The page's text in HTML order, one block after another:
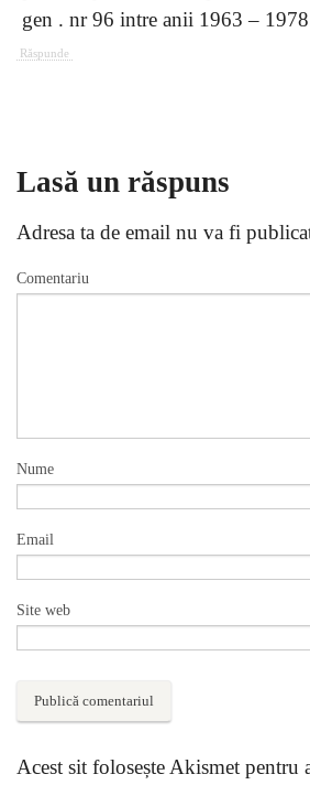
gen . nr 96 intre anii 1963 – 1978
Răspunde
Lasă un răspuns
Adresa ta de email nu va fi
Comentariu
Nume
Email
Site web
Acest sit folosește Akismet pentru